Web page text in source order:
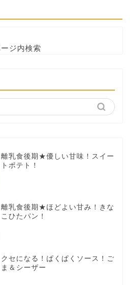
ジ内検索
離乳食後期★優しい甘味！スイー
トポテト！
離乳食後期★ほどよい甘み！きな
こひたパン！
クセになる！ぱくぱくソース！ご
ま＆シーザー